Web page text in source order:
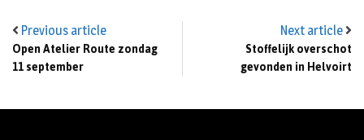
Previous article
Open Atelier Route zondag
11 september
Next article
Stoffelijk overschot
gevonden in Helvoirt